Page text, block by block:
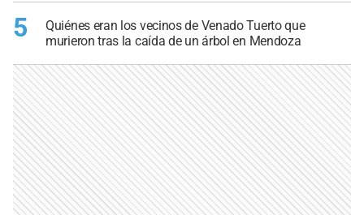
5
Quiénes eran los vecinos de Venado Tuerto que
murieron tras la caída de un árbol en Mendoza